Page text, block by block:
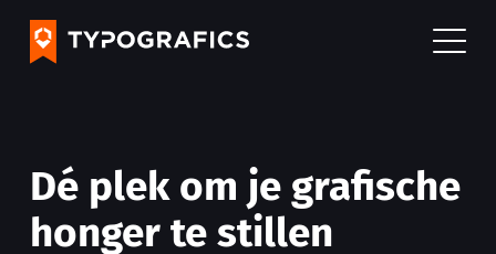
Dé plek om je grafische
honger te stillen